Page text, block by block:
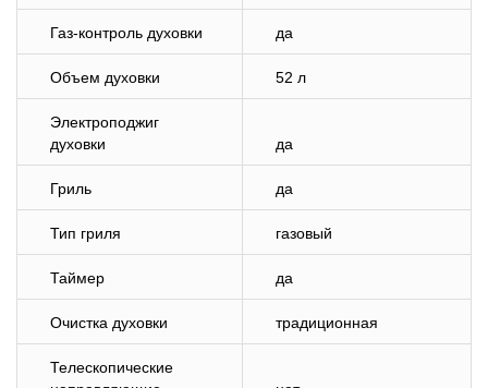
Газ-контроль духовки да
Объем духовки 52 л
Электроподжиг
духовки
да
Гриль да
Тип гриля газовый
Таймер да
Очистка духовки традиционная
Телескопические